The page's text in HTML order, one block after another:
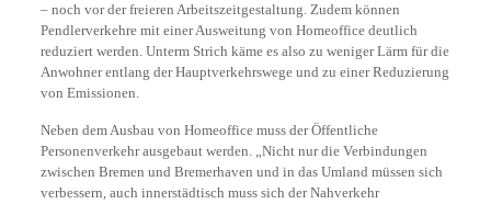
– noch vor der freieren Arbeitszeitgestaltung. Zudem können
Pendlerverkehre mit einer Ausweitung von Homeoffice deutlich
reduziert werden. Unterm Strich käme es also zu weniger Lärm für die
Anwohner entlang der Hauptverkehrswege und zu einer Reduzierung
von Emissionen.
Neben dem Ausbau von Homeoffice muss der Öffentliche
Personenverkehr ausgebaut werden. „Nicht nur die Verbindungen
zwischen Bremen und Bremerhaven und in das Umland müssen sich
verbessern, auch innerstädtisch muss sich der Nahverkehr